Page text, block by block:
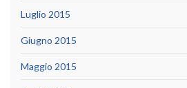
Luglio 2015
Giugno 2015
Maggio 2015